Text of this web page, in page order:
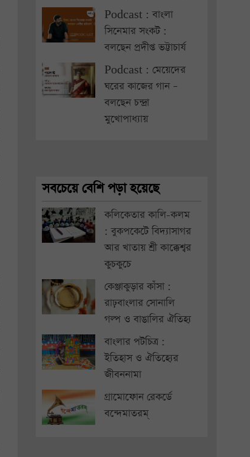
Podcast : বাংলা
সিনেমার সংকট :
বলছেন প্রদীপ্ত ভট্টাচার্য
Podcast : মেয়েদের
ঘরের কাজের গান –
বলছেন চন্দ্রা
মুখোপাধ্যায়
সবচেয়ে বেশি পড়া হয়েছে
কলিকেতার কালি-কলম
: বুকপকেটে বিদ্যাসাগর
আর খাতায় শ্রী কাক্কেশ্বর
কুচকুচে
কেঞ্জাকুড়ার কাঁসা :
রাঢ়বাংলার সোনালি
গল্প ও বাঙালির ঐতিহ্য
বাংলার পটচিত্র :
ইতিহাস ও ঐতিহ্যের
জীবননামা
গ্রামোফোন রেকর্ডে
বন্দেমাতরম্